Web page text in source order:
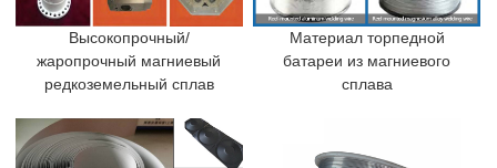
Высокопрочный/
жаропрочный магниевый
редкоземельный сплав
Материал торпедной
батареи из магниевого
сплава